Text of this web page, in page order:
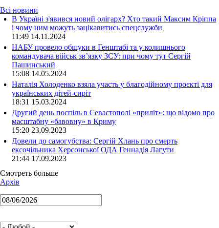
Всі новини
В Україні з'явився новий олігарх? Хто такий Максим Кріппа
і чому ним можуть зацікавитись спецслужби
11:49 14.11.2024
НАБУ провело обшуки в Генштабі та у колишнього
командувача військ зв’язку ЗСУ: при чому тут Сергій
Пашинський
15:08 14.05.2024
Наталія Холоденко взяла участь у благодійному проєкті для
українських дітей-сиріт
18:31 15.03.2024
Другий день поспіль в Севастополі «приліт»: що відомо про
масштабну «бавовну» в Криму
15:20 23.09.2023
Довели до самогубства: Сергій Хлань про смерть
ексочільника Херсонської ОДА Геннадія Лагути
21:44 17.09.2023
Смотреть больше
Архів